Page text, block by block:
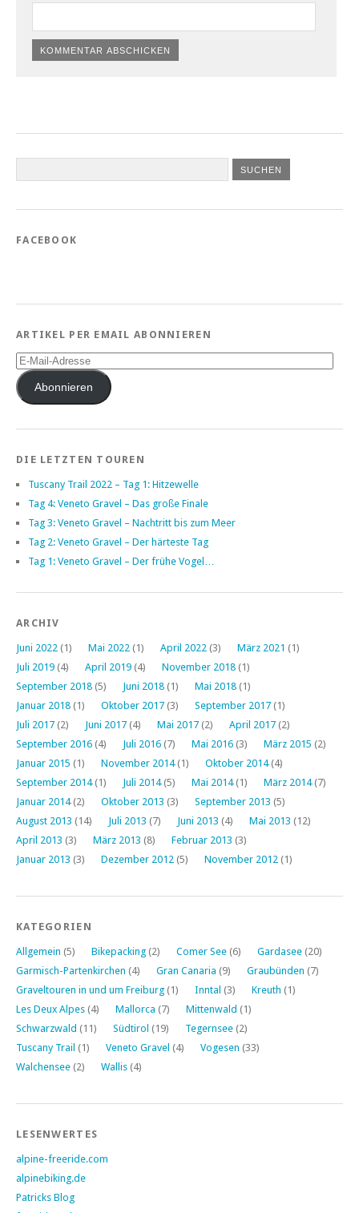
FACEBOOK
ARTIKEL PER EMAIL ABONNIEREN
E-
Mail-
AdresseAbonnieren
DIE LETZTEN TOUREN
Tuscany Trail 2022 – Tag 1: Hitzewelle
Tag 4: Veneto Gravel – Das große Finale
Tag 3: Veneto Gravel – Nachtritt bis zum Meer
Tag 2: Veneto Gravel – Der härteste Tag
Tag 1: Veneto Gravel – Der frühe Vogel…
ARCHIV
Juni 2022 (1) Mai 2022 (1) April 2022 (3) März 2021 (1)
Juli 2019 (4) April 2019 (4) November 2018 (1)
September 2018 (5) Juni 2018 (1) Mai 2018 (1)
Januar 2018 (1) Oktober 2017 (3) September 2017 (1)
Juli 2017 (2) Juni 2017 (4) Mai 2017 (2) April 2017 (2)
September 2016 (4) Juli 2016 (7) Mai 2016 (3) März 2015 (2)
Januar 2015 (1) November 2014(1) Oktober 2014(4)
September 2014(1) Juli 2014(5) Mai 2014(1) März 2014(7)
Januar 2014(2) Oktober 2013 (3) September 2013 (5)
August 2013 (14) Juli 2013 (7) Juni 2013 (4) Mai 2013 (12)
April 2013 (3) März 2013 (8) Februar 2013 (3)
Januar 2013 (3) Dezember 2012 (5) November 2012 (1)
KATEGORIEN
Allgemein (5) Bikepacking (2) Comer See (6) Gardasee (20)
Garmisch-Partenkirchen (4) Gran Canaria (9) Graubünden (7)
Graveltouren in und um Freiburg (1) Inntal (3) Kreuth (1)
Les Deux Alpes (4) Mallorca (7) Mittenwald (1)
Schwarzwald (11) Südtirol (19) Tegernsee (2)
Tuscany Trail (1) Veneto Gravel (4) Vogesen (33)
Walchensee (2) Wallis (4)
LESENWERTES
alpine-freeride.com
alpinebiking.de
Patricks Blog